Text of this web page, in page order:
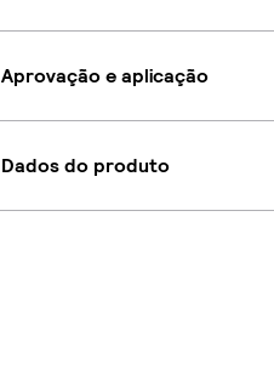
Aprovação e aplicação
Dados do produto